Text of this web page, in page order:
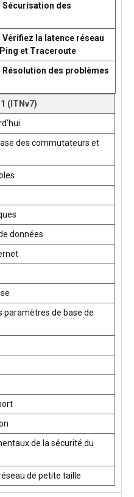
Sécurisation des
la latence réseau
et Traceroute
Résolution des problèmes
(ITNv7)
des commutateurs et
données
paramètres de base de
de la sécurité du
de petite taille